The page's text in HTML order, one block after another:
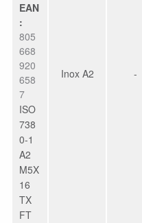
EAN
:
805
668
920
658
7
ISO
738
0-1
A2
M5X
16
TX
FT
Inox A2 -